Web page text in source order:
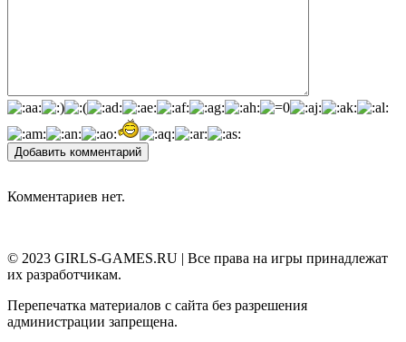
Добавить комментарий
Комментариев нет.
© 2023 GIRLS-GAMES.RU | Все права на игры принадлежат
их разработчикам.
Перепечатка материалов с сайта без разрешения
администрации запрещена.